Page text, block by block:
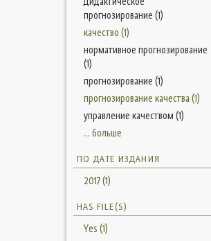
прогнозирование (1)
качество (1)
нормативное прогнозирование
(1)
прогнозирование (1)
прогнозирование качества (1)
управление качеством (1)
... больше
ПО ДАТЕ ИЗДАНИЯ
2017 (1)
HAS FILE(S)
Yes (1)